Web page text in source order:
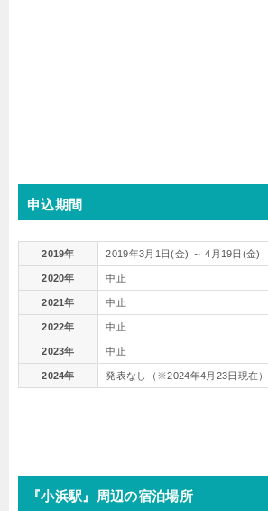
申込期間
2019年 2019年3月1日(金) ～ 4月19日(金)
2020年 中止
2021年 中止
2022年 中止
2023年 中止
2024年 発表なし（※2024年4月23日現在）
『小浜駅』周辺の宿泊場所